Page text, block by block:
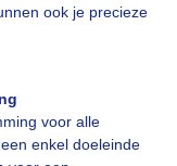
ook je precieze
voor alle
enkel doeleinde